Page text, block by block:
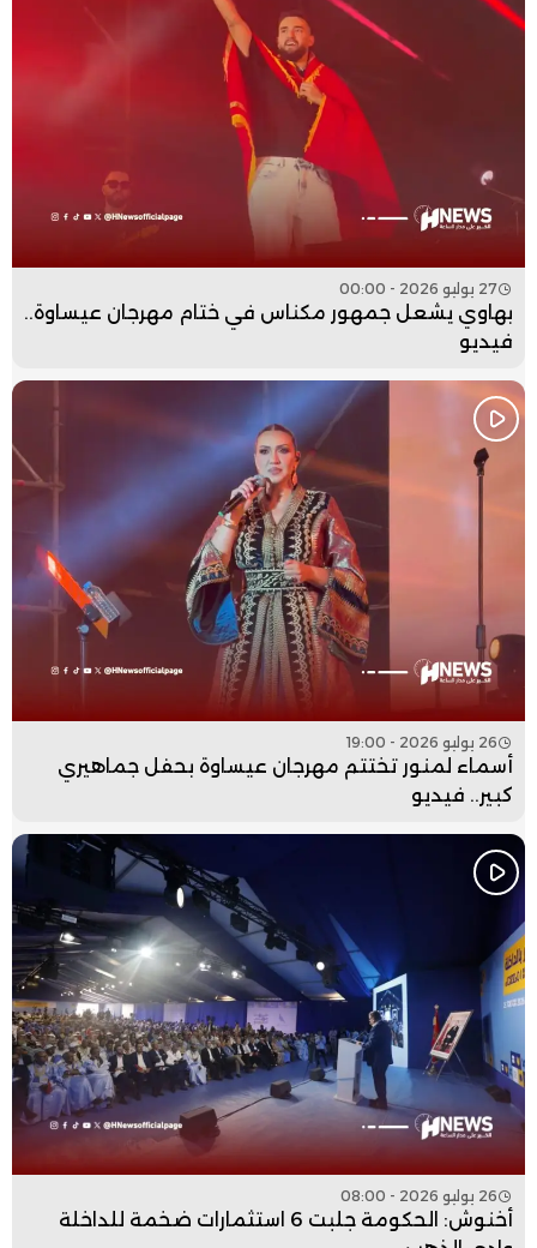
27 يوليو 2026 - 00:00
بهاوي يشعل جمهور مكناس في ختام مهرجان عيساوة..
فيديو
26 يوليو 2026 - 19:00
أسماء لمنور تختتم مهرجان عيساوة بحفل جماهيري
كبير.. فيديو
26 يوليو 2026 - 08:00
أخنوش: الحكومة جلبت 6 استثمارات ضخمة للداخلة